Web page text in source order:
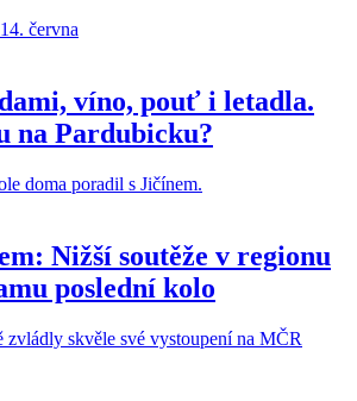
víno, pouť i letadla.
na Pardubicku?
Nižší soutěže v regionu
poslední kolo